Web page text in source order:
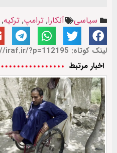
سیاسی آنکارا, ترامپ, ترکیه,
لینک کوتاه: https://iraf.ir/?p=112195
اخبار مرتبط